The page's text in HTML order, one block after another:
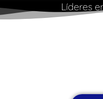
Líderes